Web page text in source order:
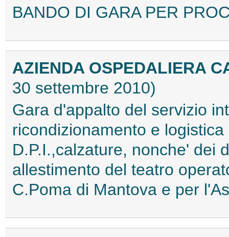
BANDO DI GARA PER
AZIENDA OSPEDALIERA
30 settembre 2010)
Gara d'appalto del servizio
ricondizionamento e
D.P.I.,calzature, nonche' dei
allestimento del teatro
C.Poma di Mantova e per